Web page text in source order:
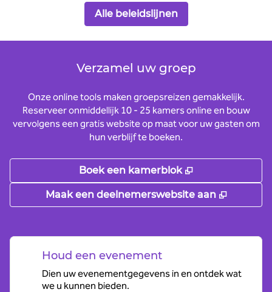
Alle beleidslijnen
Verzamel uw groep
Onze online tools maken groepsreizen gemakkelijk.
Reserveer onmiddellijk 10 - 25 kamers online en bouw
vervolgens een gratis website op maat voor uw gasten om
hun verblijf te boeken.
Boek een kamerblok ,
Maak een deelnemerswebsite aan ,
Houd een evenement
Dien uw evenementgegevens in en ontdek wat
we u kunnen bieden.